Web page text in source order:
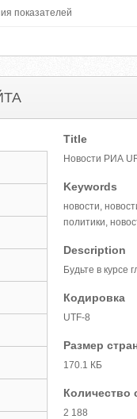
показателей
Title
Новости РИА
Keywords
новости,
политики,
Description
Будьте в курсе
Кодировка
UTF-8
Размер
170.1 КБ
Количество
2 188